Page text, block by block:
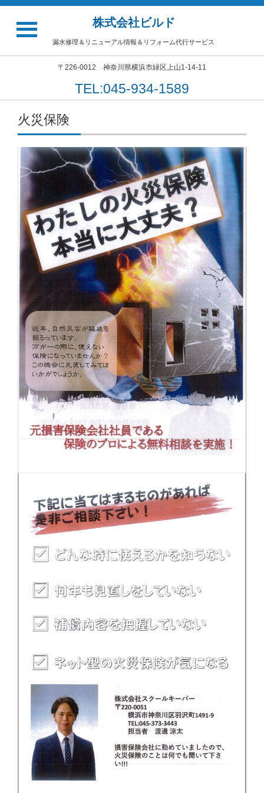
株式会社ビルド
漏水修理＆リニューアル情報＆リフォーム代行サービス
〒226-0012 神奈川県横浜市緑区上山1-14-11
TEL:045-934-1589
火災保険